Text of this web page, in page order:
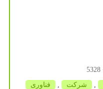
5328
, شركت , فناوری